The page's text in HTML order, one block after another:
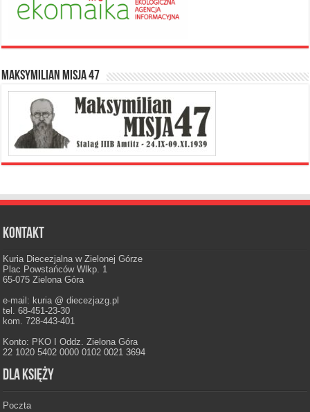
Maksymilian Misja 47
Kontakt
Kuria Diecezjalna w Zielonej Górze
Plac Powstańców Wlkp. 1
65-075 Zielona Góra
e-mail: kuria @ diecezjazg.pl
tel. 68-451-23-30
kom. 728-443-401
Konto: PKO I Oddz. Zielona Góra
22 1020 5402 0000 0102 0021 3694
Dla księży
Poczta